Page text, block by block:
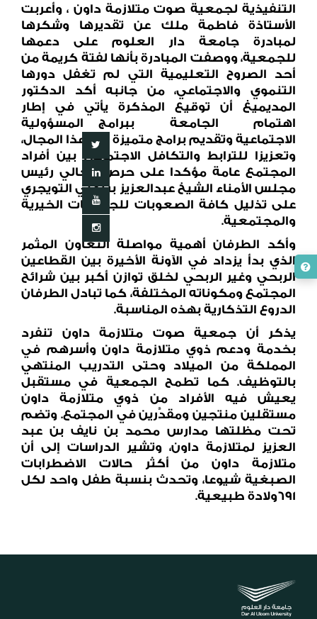
التنفيذية لجمعية صوت متلازمة داون ، وأعربت
الأستاذة فاطمة ملك عن تقديرها وشكرها
لمبادرة جامعة دار العلوم على دعمها
للجمعية، ووصفت المبادرة بأنها لفتة كريمة من
أحد الصروح التعليمية التي لم تغفل دورها
التنموي والاجتماعي، من جانبه أكد الدكتور
المديميغ أن توقيع المذكرة يأتي في إطار
اهتمام الجامعة ببرامج المسؤولية
الاجتماعية وتقديم برامج متميزة في هذا المجال،
وتعزيزا للترابط والتكافل الاجتماعي بين أفراد
المجتمع عامة مؤكدا على حرص معالي رئيس
مجلس الأمناء الشيخ عبدالعزيز بن علي التويجري
على تذليل كافة الصعوبات للجمعيات الخيرية
والمجتمعية.
وأكد الطرفان أهمية مواصلة التعاون المثمر
الذي بدأ يزداد في الآونة الأخيرة بين القطاعين
الربحي وغير الربحي لخلق توازن أكبر بين شرائح
المجتمع ومكوناته المختلفة، كما تبادل الطرفان
الدروع التذكارية بهذه المناسبة.
يذكر أن جمعية صوت متلازمة داون تنفرد
بخدمة ودعم ذوي متلازمة داون وأسرهم في
المملكة من الميلاد وحتى التدريب المنتهي
بالتوظيف. كما تطمح الجمعية في مستقبل
يعيش فيه الأفراد من ذوي متلازمة داون
مستقلين منتجين ومقدَّرين في المجتمع. وتضم
تحت مظلتها مدارس محمد بن نايف بن عبد
العزيز لمتلازمة داون، وتشير الدراسات إلى أن
متلازمة داون من أكثر حالات الاضطرابات
الصبغية شيوعا، وتحدث بنسبة طفل واحد لكل
691ولادة طبيعية.